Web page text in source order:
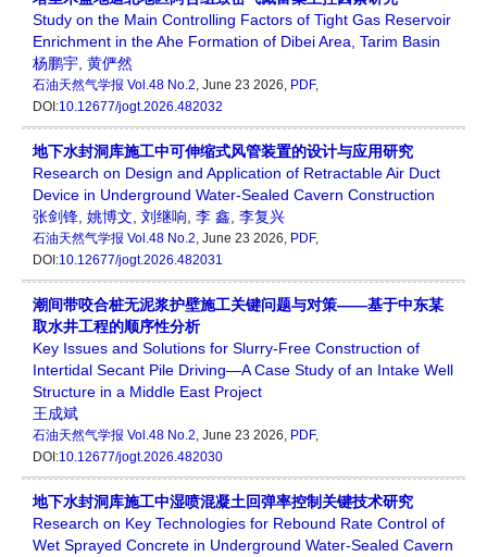
Study on the Main Controlling Factors of Tight Gas Reservoir
Enrichment in the Ahe Formation of Dibei Area, Tarim Basin
杨鹏宇 黄俨然
石油天然气学报 Vol.48 No.2, June 23 2026, PDF,
DOI:10.12677/jogt.2026.482032
地下水封洞库施工中可伸缩式风管装置的设计与应用研究
Research on Design and Application of Retractable Air Duct
Device in Underground Water-Sealed Cavern Construction
张剑锋 姚博文 刘继响 李 鑫 李复兴
石油天然气学报 Vol.48 No.2, June 23 2026, PDF,
DOI:10.12677/jogt.2026.482031
潮间带咬合桩无泥浆护壁施工关键问题与对策——基于中东某
取水井工程的顺序性分析
Key Issues and Solutions for Slurry-Free Construction of
Intertidal Secant Pile Driving—A Case Study of an Intake Well
Structure in a Middle East Project
王成斌
石油天然气学报 Vol.48 No.2, June 23 2026, PDF,
DOI:10.12677/jogt.2026.482030
地下水封洞库施工中湿喷混凝土回弹率控制关键技术研究
Research on Key Technologies for Rebound Rate Control of
Wet Sprayed Concrete in Underground Water-Sealed Cavern